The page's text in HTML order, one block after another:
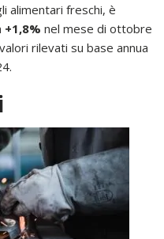
alimentari freschi, è
+1,8% nel mese di ottobre
rilevati su base annua